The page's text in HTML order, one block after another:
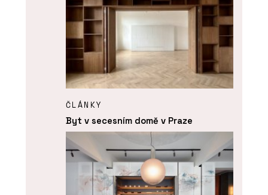
ČLÁNKY
Byt v secesním domě v Praze